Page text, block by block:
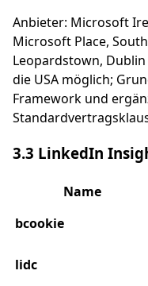
Anbieter: Microsoft
Microsoft Place,
Leopardstown,
die USA möglich;
Framework und
3.3 LinkedIn
Name
bcookie
lidc